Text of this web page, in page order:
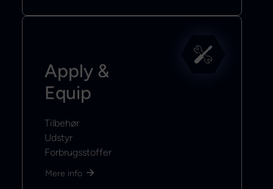
Apply &
Equip
Tilbehør
Udstyr
Forbrugsstoffer
Mere info